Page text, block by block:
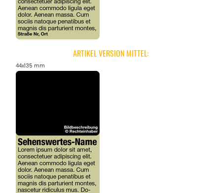
ARTIKEL VERSION MITTEL:
44x135 mm